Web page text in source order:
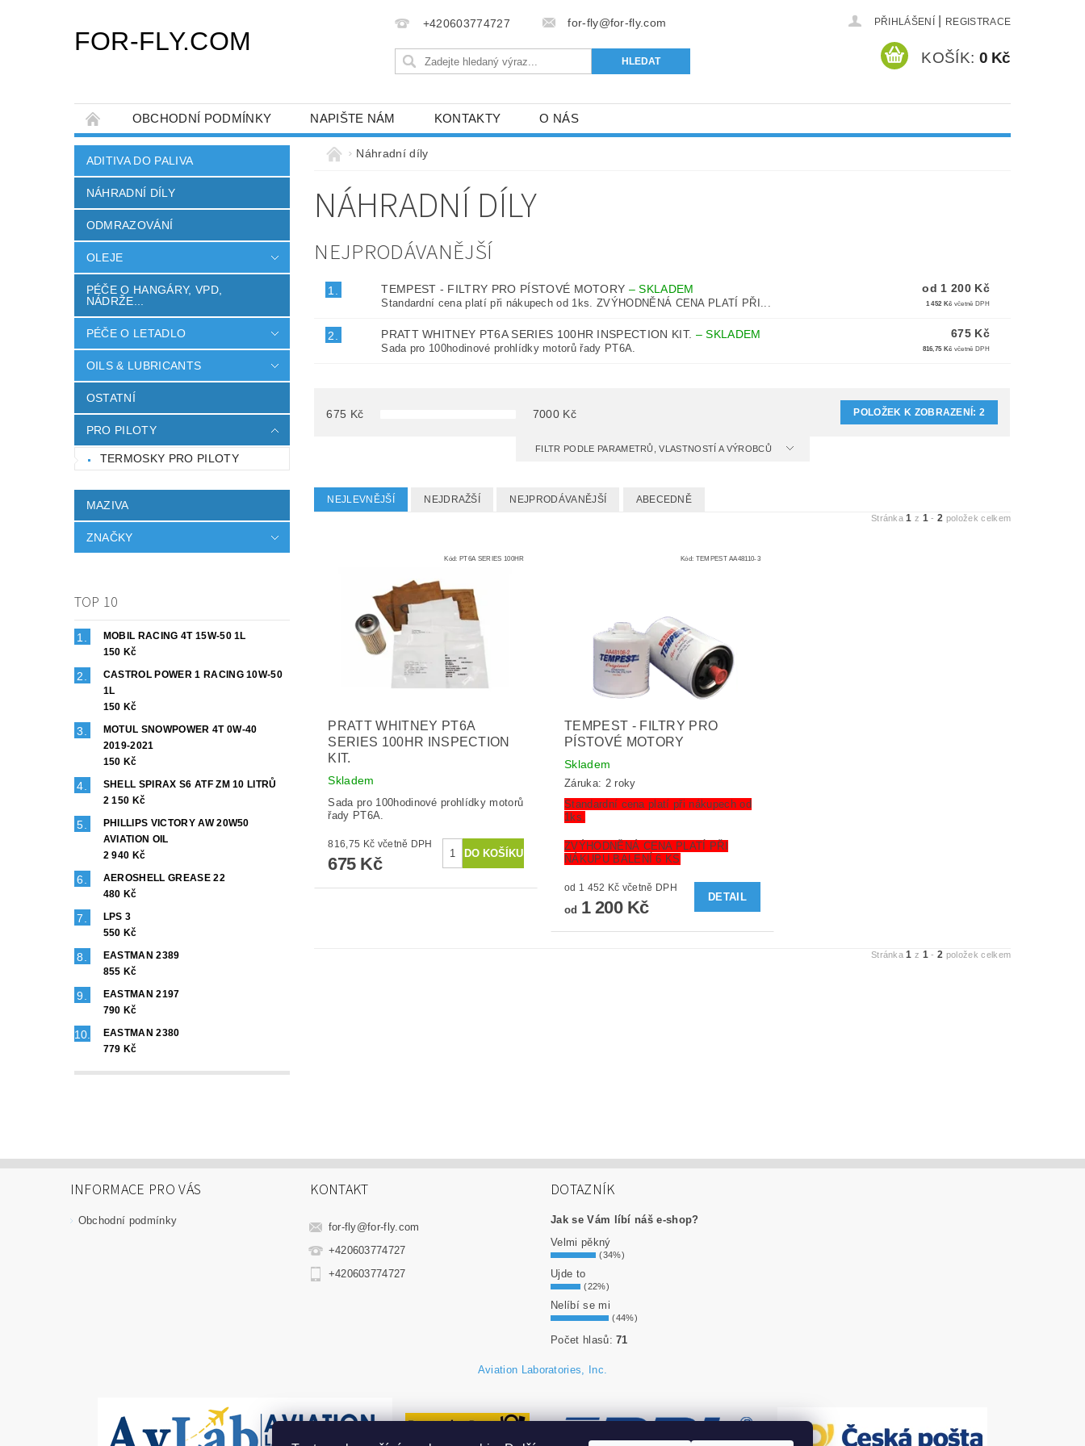
FOR-FLY.COM
+420603774727 for-fly@for-fly.com PŘIHLÁŠENÍ REGISTRACE
KOŠÍK: 0 Kč
OBCHODNÍ PODMÍNKY NAPIŠTE NÁM KONTAKTY O NÁS
ADITIVA DO PALIVA
NÁHRADNÍ DÍLY
ODMRAZOVÁNÍ
OLEJE
PÉČE O HANGÁRY, VPD,
NÁDRŽE...
PÉČE O LETADLO
OILS & LUBRICANTS
OSTATNÍ
PRO PILOTY
TERMOSKY PRO PILOTY
MAZIVA
ZNAČKY
TOP 10
MOBIL RACING 4T 15W-50 1L
150 Kč
CASTROL POWER 1 RACING 10W-50
1L
150 Kč
MOTUL SNOWPOWER 4T 0W-40
2019-2021
150 Kč
SHELL SPIRAX S6 ATF ZM 10 LITRŮ
2 150 Kč
PHILLIPS VICTORY AW 20W50
AVIATION OIL
2 940 Kč
AEROSHELL GREASE 22
480 Kč
LPS 3
550 Kč
EASTMAN 2389
855 Kč
EASTMAN 2197
790 Kč
EASTMAN 2380
779 Kč
Náhradní díly
NÁHRADNÍ DÍLY
NEJPRODÁVANĚJŠÍ
1. TEMPEST - FILTRY PRO PÍSTOVÉ MOTORY –SKLADEM
Standardní cena platí při nákupech od 1ks. ZVÝHODNĚNÁ CENA PLATÍ PŘI...
od 1 200 Kč
1 452 Kč včetně DPH
2. PRATT WHITNEY PT6A SERIES 100HR INSPECTION KIT. –SKLADEM
Sada pro 100hodinové prohlídky motorů řady PT6A.
675 Kč
816,75 Kč včetně DPH
675 Kč 7000 Kč POLOŽEK K ZOBRAZENÍ:2
FILTR PODLE PARAMETRŮ, VLASTNOSTÍ A VÝROBCŮ
NEJLEVNĚJŠÍ NEJDRAŽŠÍ NEJPRODÁVANĚJŠÍ ABECEDNĚ
Stránka1 z 1 -2 položek celkem
Kód:PT6A SERIES 100HR
PRATT WHITNEY PT6A
SERIES 100HR INSPECTION
KIT.
Skladem
Sada pro 100hodinové prohlídky motorů
řady PT6A.
816,75 Kč včetně DPH
675 Kč
Kód: TEMPEST AA48110-3
TEMPEST - FILTRY PRO
PÍSTOVÉ MOTORY
Skladem
Záruka: 2 roky
Standardní cena platí při nákupech od
1ks.
ZVÝHODNĚNÁ CENA PLATÍ PŘI
NÁKUPU BALENÍ 6 KS
od 1 452 Kč včetně DPH
od 1 200 Kč
DETAIL
Stránka1 z 1 -2 položek celkem
INFORMACE PRO VÁS
Obchodní podmínky
KONTAKT
for-fly@for-fly.com
+420603774727
+420603774727
DOTAZNÍK
Jak se Vám líbí náš e-shop?
Velmi pěkný
(34%)
Ujde to
(22%)
Nelíbí se mi
(44%)
Počet hlasů:71
Aviation Laboratories, Inc.